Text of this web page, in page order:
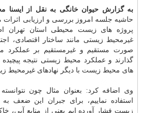
به گزارش حیوان خانگی به نقل از ایسنا
حاشیه جلسه امروز بررسی و ارزیابی
پروژه های زیست محیطی استان تهران
غیرمحیط زیستی مانند ساختار اقتصادی،
صورت مستقیم و غیرمستقیم بر عملکرد
گذارند و عملکرد محیط زیستی نتیجه
های محیط زیست با دیگر نهادهای غیرمحیط
وی اضافه کرد: بعنوان مثال چون
استفاده نماییم، برای جبران این ضعف
زیست فشار آورده ایم یعنی از منابع آبی،